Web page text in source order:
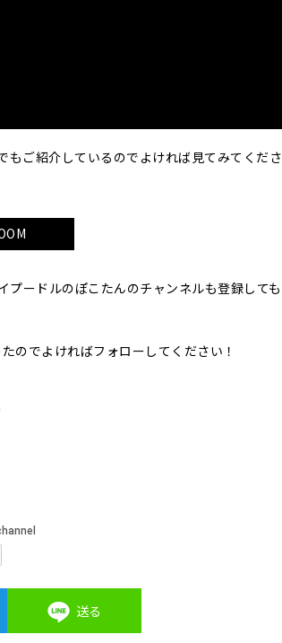
もご紹介しているのでよければ見てみてくださ
ードルのぽこたんのチャンネルも登録しても
でよければフォローしてください！
送る